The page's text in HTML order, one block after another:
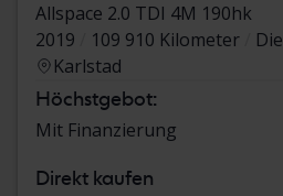
Allspace 2.0 TDI 4M 190hk
2019
109 910 Kilometer
Karlstad
Höchstgebot:
Mit Finanzierung
Direkt kaufen